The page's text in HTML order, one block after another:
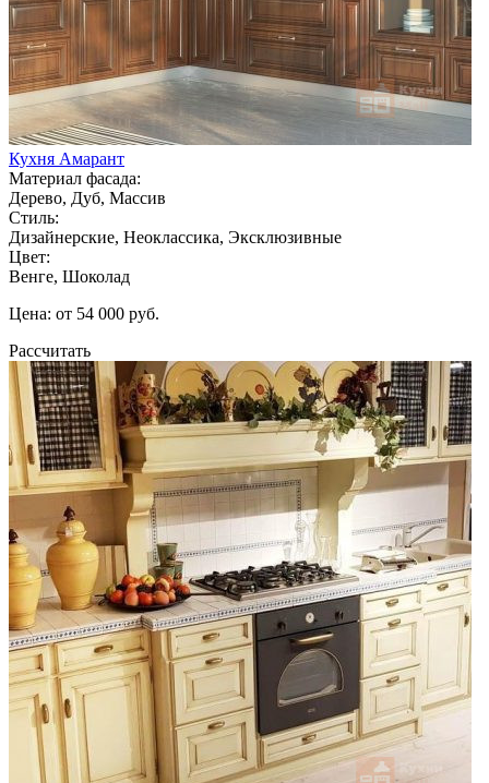
Кухня Амарант
Материал фасада:
Дерево, Дуб, Массив
Стиль:
Дизайнерские, Неоклассика, Эксклюзивные
Цвет:
Венге, Шоколад
Цена: от 54 000 руб.
Рассчитать